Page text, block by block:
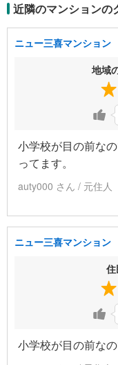
近隣のマンションの
ニュー三喜マンション
地域
小学校が目の前な
ってます。
auty000 さん / 元住人
ニュー三喜マンション
小学校が目の前な